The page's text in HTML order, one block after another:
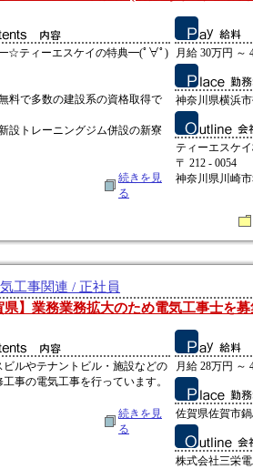
ティーエスケイの特典━(ﾟ∀ﾟ)
料で多数の建設系の資格取得で
設トレーニングジム併設の新寮
続きを見
る
月給 30万円 ～
神奈川県横浜
ティーエスケ
〒 212 - 0054
神奈川県川崎
工事関連 / 正社員
県】業務業務拡大のため電気工事士を募
ビルやテナントビル・施設などの
事の電気工事を行っています。
続きを見
る
月給 28万円 ～
佐賀県佐賀市
株式会社三栄